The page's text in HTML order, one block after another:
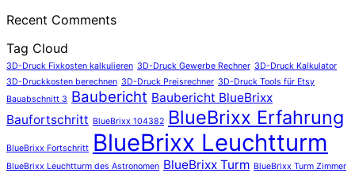
Recent Comments
Tag Cloud
3D-Druck Fixkosten kalkulieren 3D-Druck Gewerbe Rechner 3D-Druck Kalkulator
3D-Druckkosten berechnen 3D-Druck Preisrechner 3D-Druck Tools für Etsy
Bauabschnitt 3 Baubericht Baubericht BlueBrixx
Baufortschritt BlueBrixx 104382 BlueBrixx Erfahrung
BlueBrixx Fortschritt BlueBrixx Leuchtturm
BlueBrixx Leuchtturm des Astronomen BlueBrixx Turm BlueBrixx Turm Zimmer